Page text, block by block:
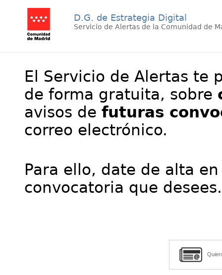
D.G. de Estrategia Digital
Servicio de Alertas de la Comunidad de
El Servicio de Alertas te
de forma gratuita, sobre
avisos de futuras
correo electrónico.
Para ello, date de alta
convocatoria que desees.